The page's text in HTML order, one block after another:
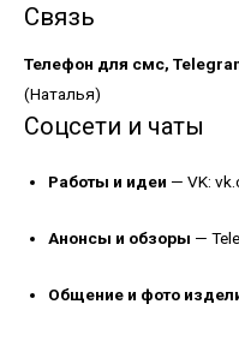
Связь
Телефон для смс,
(Наталья)
Соцсети и чаты
Работы и идеи — VK:
Анонсы и обзоры —
Общение и фото